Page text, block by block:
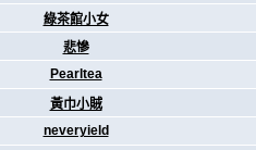
綠茶館小女
悲慘
Pearltea
黃巾小賊
neveryield